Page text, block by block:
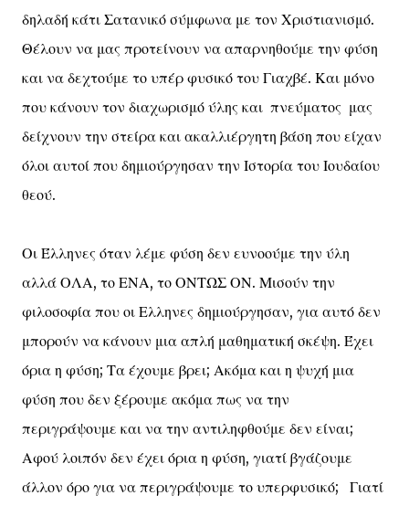
δηλαδή κάτι Σατανικό σύμφωνα με τον Χριστιανισμό.
Θέλουν να μας προτείνουν να απαρνηθούμε την φύση
και να δεχτούμε το υπέρ φυσικό του Γιαχβέ. Και μόνο
που κάνουν τον διαχωρισμό ύλης και πνεύματος μας
δείχνουν την στείρα και ακαλλιέργητη βάση που είχαν
όλοι αυτοί που δημιούργησαν την Ιστορία του Ιουδαίου
θεού.
Οι Έλληνες όταν λέμε φύση δεν ευνοούμε την ύλη
αλλά ΟΛΑ, το ΕΝΑ, το ΟΝΤΩΣ ΟΝ. Μισούν την
φιλοσοφία που οι Ελληνες δημιούργησαν, για αυτό δεν
μπορούν να κάνουν μια απλή μαθηματική σκέψη. Έχει
όρια η φύση; Τα έχουμε βρει; Ακόμα και η ψυχή μια
φύση που δεν ξέρουμε ακόμα πως να την
περιγράψουμε και να την αντιληφθούμε δεν είναι;
Αφού λοιπόν δεν έχει όρια η φύση, γιατί βγάζουμε
άλλον όρο για να περιγράψουμε το υπερφυσικό; Γιατί